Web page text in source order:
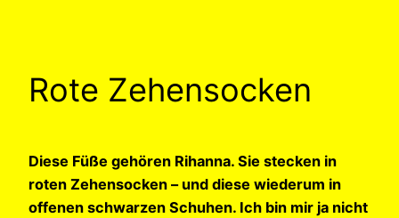
Rote Zehensocken
Diese Füße gehören Rihanna. Sie stecken in
roten Zehensocken – und diese wiederum in
offenen schwarzen Schuhen. Ich bin mir ja nicht